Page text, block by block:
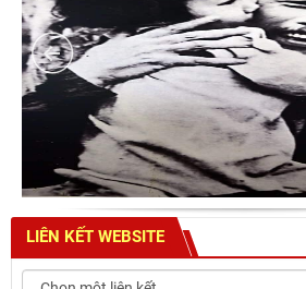
LIÊN KẾT WEBSITE